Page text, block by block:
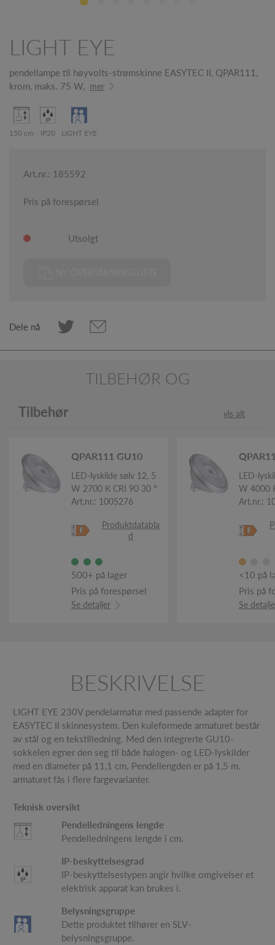
LIGHT EYE
pendellampe til høyvolts-strømskinne EASYTEC II, QPAR111,
krom, maks. 75 W,
mer
150 cm IP20 LIGHT EYE
Art.nr.: 185592
Pris på forespørsel
Utsolgt
Dele nå
TILBEHØR OG
Tilbehør vis alt
QPAR111 GU10
LED-lyskilde sølv 12, 5
W 2700 K CRI 90 30 °
Art.nr.: 1005276
Produktdatabla
d
500+ på lager
Pris på forespørsel
Se detaljer
LED-
W 4000
Art.nr.:
<10 på
Pris på
Se
BESKRIVELSE
LIGHT EYE 230V pendelarmatur med passende adapter for
EASYTEC II skinnesystem. Den kuleformede armaturet består
av stål og en tekstilledning. Med den integrerte GU10-
sokkelen egner den seg til både halogen- og LED-lyskilder
med en diameter på 11,1 cm. Pendellengden er på 1,5 m.
armaturet fås i flere fargevarianter.
Teknisk oversikt
Pendelledningens lengde
Pendelledningens lengde i cm.
IP-beskyttelsesgrad
IP-beskyttelsestypen angir hvilke omgivelser et
elektrisk apparat kan brukes i.
Belysningsgruppe
Dette produktet tilhører en SLV-
belysningsgruppe.